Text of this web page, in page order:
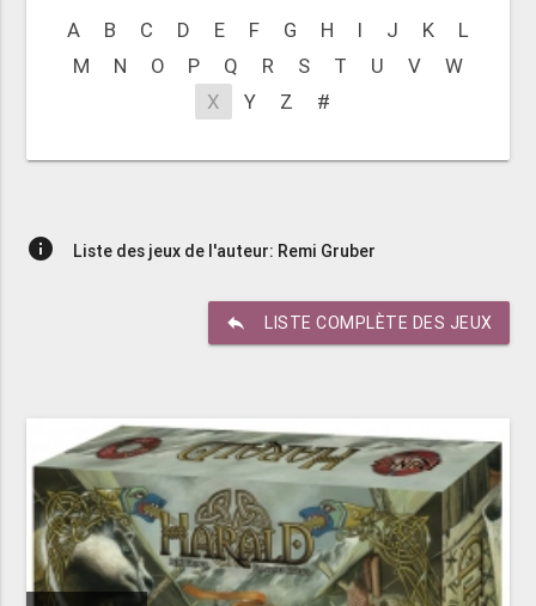
A B C D E F G H I J K
L
M
N O P Q R S T U V
W
X
Y Z #
info Liste des jeux de l'auteur: Remi Gruber
reply LISTE COMPLÈTE DES JEUX